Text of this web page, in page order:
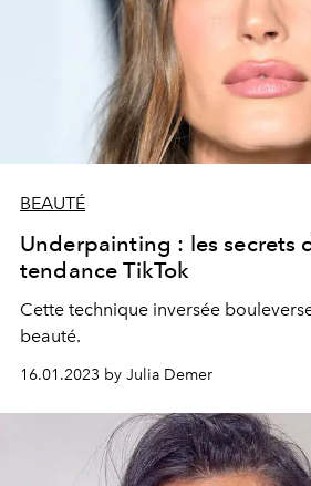
BEAUTÉ
Underpainting : les secrets
tendance TikTok
Cette technique inversée
beauté.
16.01.2023 by Julia Demer